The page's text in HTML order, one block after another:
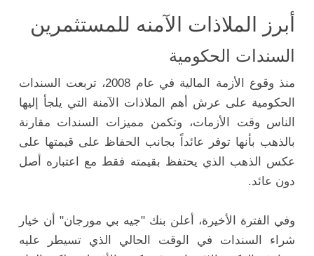
أبرز الملاذات الآمنه للمستثمرين
السندات الحكومية
منذ وقوع الأزمة المالية في عام 2008، تربعت السندات
الحكومية على عرش أهم الملاذات الآمنة التي يلجأ إليها
الناس وقت الأزمات، وتكمن مميزات السندات مقارنة
بالذهب بأنها توفر عائداً بجانب الحفاظ على قيمتها على
عكس الذهب الذي يحتفظ بقيمته فقط مع اعتباره أصل
دون عائد.
وفي الفترة الأخيرة، أعلن بنك "جيه بي مورجان" أن خيار
شراء السندات في الوقت الحالي الذي تسيطر عليه